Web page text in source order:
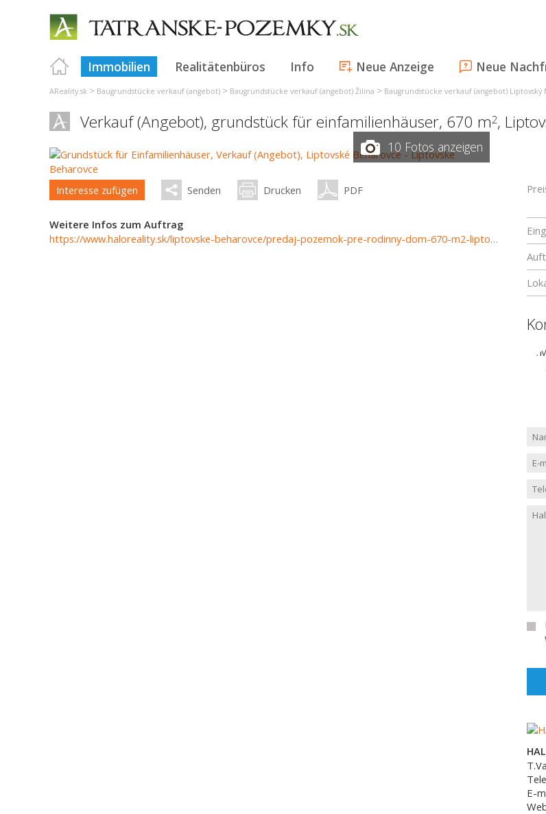
Immobilien Realitätenbüros Info Neue Anzeige Neue
AReality.sk > Baugrundstücke verkauf (angebot) > Baugrundstücke verkauf (angebot) Žilina > Baugrundstücke verkauf (angebot) Liptovský
Verkauf (Angebot), grundstück für einfamilienhäuser, 670 m2,
10 Fotos anzeigen
Interesse zufügen Senden Drucken PDF
Weitere Infos zum Auftrag
https://www.haloreality.sk/liptovske-beharovce/predaj-pozemok-pre-rodinny-dom-670-m2-liptovske-beharovce---exkluzivne-halo-reality/71889
E-